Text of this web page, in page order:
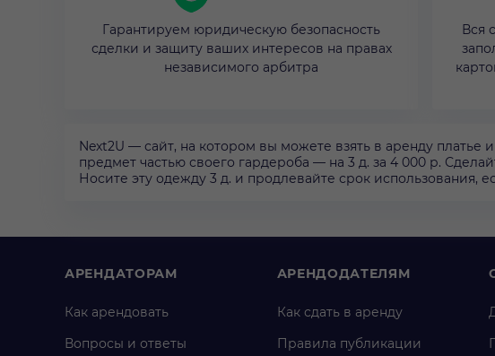
Гарантируем юридическую безопасность
сделки и защиту ваших интересов на правах
независимого арбитра
Вся
Next2U — сайт, на котором вы можете взять в аренду платье
предмет частью своего гардероба — на 3 д. за 4 000 р.
Носите эту одежду 3 д. и продлевайте срок использования,
АРЕНДАТОРАМ
Как арендовать
Вопросы и ответы
АРЕНДОДАТЕЛЯМ
Как сдать в аренду
Правила публикации